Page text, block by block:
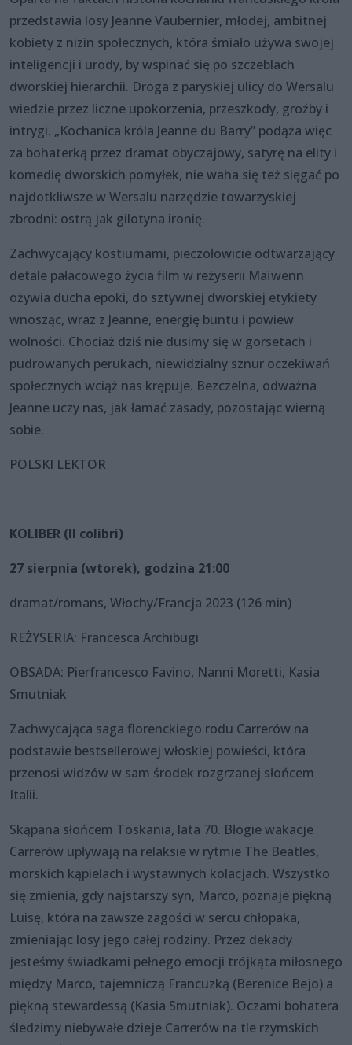
przedstawia losy Jeanne Vaubernier, młodej, ambitnej
kobiety z nizin społecznych, która śmiało używa swojej
inteligencji i urody, by wspinać się po szczeblach
dworskiej hierarchii. Droga z paryskiej ulicy do Wersalu
wiedzie przez liczne upokorzenia, przeszkody, groźby i
intrygi. „Kochanica króla Jeanne du Barry” podąża więc
za bohaterką przez dramat obyczajowy, satyrę na elity i
komedię dworskich pomyłek, nie waha się też sięgać po
najdotkliwsze w Wersalu narzędzie towarzyskiej
zbrodni: ostrą jak gilotyna ironię.
Zachwycający kostiumami, pieczołowicie odtwarzający
detale pałacowego życia film w reżyserii Maïwenn
ożywia ducha epoki, do sztywnej dworskiej etykiety
wnosząc, wraz z Jeanne, energię buntu i powiew
wolności. Chociaż dziś nie dusimy się w gorsetach i
pudrowanych perukach, niewidzialny sznur oczekiwań
społecznych wciąż nas krępuje. Bezczelna, odważna
Jeanne uczy nas, jak łamać zasady, pozostając wierną
sobie.
POLSKI LEKTOR
KOLIBER (Il colibri)
27 sierpnia (wtorek), godzina 21:00
dramat/romans, Włochy/Francja 2023 (126 min)
REŻYSERIA: Francesca Archibugi
OBSADA: Pierfrancesco Favino, Nanni Moretti, Kasia
Smutniak
Zachwycająca saga florenckiego rodu Carrerów na
podstawie bestsellerowej włoskiej powieści, która
przenosi widzów w sam środek rozgrzanej słońcem
Italii.
Skąpana słońcem Toskania, lata 70. Błogie wakacje
Carrerów upływają na relaksie w rytmie The Beatles,
morskich kąpielach i wystawnych kolacjach. Wszystko
się zmienia, gdy najstarszy syn, Marco, poznaje piękną
Luisę, która na zawsze zagości w sercu chłopaka,
zmieniając losy jego całej rodziny. Przez dekady
jesteśmy świadkami pełnego emocji trójkąta miłosnego
między Marco, tajemniczą Francuzką (Berenice Bejo) a
piękną stewardessą (Kasia Smutniak). Oczami bohatera
śledzimy niebywałe dzieje Carrerów na tle rzymskich